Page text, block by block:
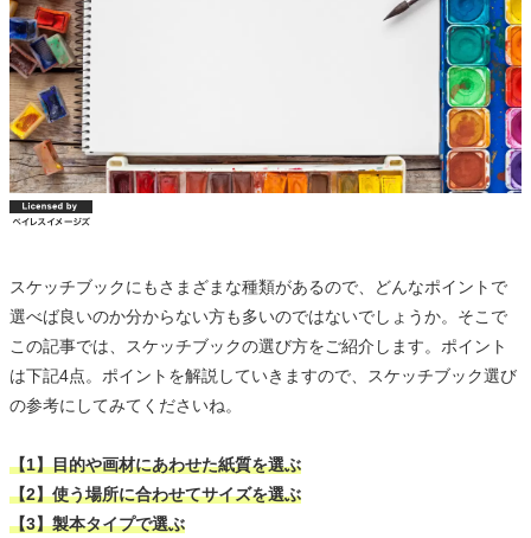
スケッチブックにもさまざまな種類があるので、どんなポイントで
選べば良いのか分からない方も多いのではないでしょうか。そこで
この記事では、スケッチブックの選び方をご紹介します。ポイント
は下記4点。ポイントを解説していきますので、スケッチブック選び
の参考にしてみてくださいね。
【1】目的や画材にあわせた紙質を選ぶ
【2】使う場所に合わせてサイズを選ぶ
【3】製本タイプで選ぶ